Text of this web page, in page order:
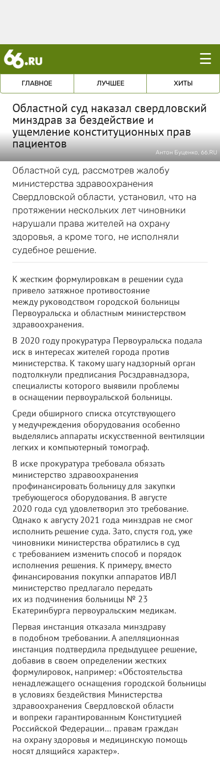
☰
ГЛАВНОЕ ЛУЧШЕЕ ХИТЫ
Областной суд наказал свердловский
минздрав за бездействие и
ущемление конституционных прав
пациентов
Антон Буценко, 66.RU
Областной суд, рассмотрев жалобу
министерства здравоохранения
Свердловской области, установил, что на
протяжении нескольких лет чиновники
нарушали права жителей на охрану
здоровья, а кроме того, не исполняли
судебное решение.
К жестким формулировкам в решении суда
привело затяжное противостояние
между руководством городской больницы
Первоуральска и областным министерством
здравоохранения.
В 2020 году прокуратура Первоуральска подала
иск в интересах жителей города против
министерства. К такому шагу надзорный орган
подтолкнули предписания Росздравнадзора,
специалисты которого выявили проблемы
в оснащении первоуральской больницы.
Среди обширного списка отсутствующего
у медучреждения оборудования особенно
выделялись аппараты искусственной вентиляции
легких и компьютерный томограф.
В иске прокуратура требовала обязать
министерство здравоохранения
профинансировать больницу для закупки
требующегося оборудования. В августе
2020 года суд удовлетворил это требование.
Однако к августу 2021 года минздрав не смог
исполнить решение суда. Зато, спустя год, уже
чиновники министерства обратились в суд
с требованием изменить способ и порядок
исполнения решения. К примеру, вместо
финансирования покупки аппаратов ИВЛ
министерство предлагало передать
их из подчинения больницы № 23
Екатеринбурга первоуральским медикам.
Первая инстанция отказала минздраву
в подобном требовании. А апелляционная
инстанция подтвердила предыдущее решение,
добавив в своем определении жестких
формулировок, например: «Обстоятельства
ненадлежащего оснащения городской больницы
в условиях бездействия Министерства
здравоохранения Свердловской области
и вопреки гарантированным Конституцией
Российской Федерации… правам граждан
на охрану здоровья и медицинскую помощь
носят длящийся характер».